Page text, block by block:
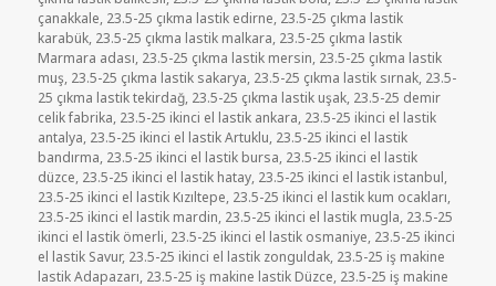
çanakkale, 23.5-25 çıkma lastik edirne, 23.5-25 çıkma lastik
karabük, 23.5-25 çıkma lastik malkara, 23.5-25 çıkma lastik
Marmara adası, 23.5-25 çıkma lastik mersin, 23.5-25 çıkma lastik
muş, 23.5-25 çıkma lastik sakarya, 23.5-25 çıkma lastik sırnak, 23.5-
25 çıkma lastik tekirdağ, 23.5-25 çıkma lastik uşak, 23.5-25 demir
celik fabrika, 23.5-25 ikinci el lastik ankara, 23.5-25 ikinci el lastik
antalya, 23.5-25 ikinci el lastik Artuklu, 23.5-25 ikinci el lastik
bandırma, 23.5-25 ikinci el lastik bursa, 23.5-25 ikinci el lastik
düzce, 23.5-25 ikinci el lastik hatay, 23.5-25 ikinci el lastik istanbul,
23.5-25 ikinci el lastik Kızıltepe, 23.5-25 ikinci el lastik kum ocakları,
23.5-25 ikinci el lastik mardin, 23.5-25 ikinci el lastik mugla, 23.5-25
ikinci el lastik ömerli, 23.5-25 ikinci el lastik osmaniye, 23.5-25 ikinci
el lastik Savur, 23.5-25 ikinci el lastik zonguldak, 23.5-25 iş makine
lastik Adapazarı, 23.5-25 iş makine lastik Düzce, 23.5-25 iş makine